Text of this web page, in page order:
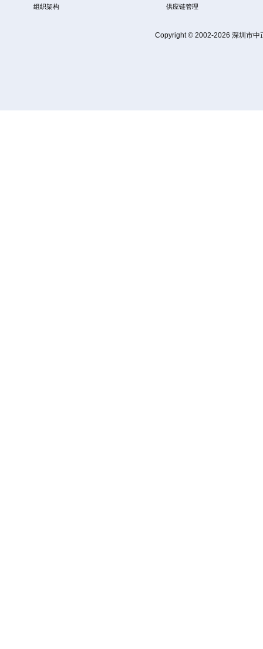
组织架构
供应链管理
Copyright © 2002-2026 深圳市中